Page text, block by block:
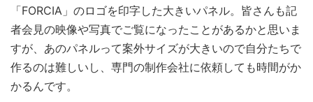
「FORCIA」のロゴを印字した大きいパネル。皆さんも記
者会見の映像や写真でご覧になったことがあるかと思いま
すが、あのパネルって案外サイズが大きいので自分たちで
作るのは難しいし、専門の制作会社に依頼しても時間がか
かるんです。